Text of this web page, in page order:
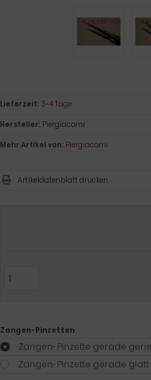
Lieferzeit: 3-4 Tage
Hersteller: Piergiacomi
Mehr Artikel von: Piergiacomi
Artikeldatenblatt drucken
Zangen-Pinzetten
Zangen-Pinzette gerade
Zangen-Pinzette gerade glatt